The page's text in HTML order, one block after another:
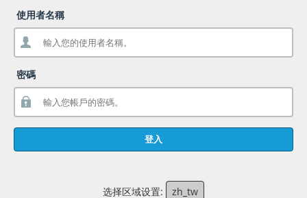
使用者名稱
密碼
登入
选择区域设置: zh_tw